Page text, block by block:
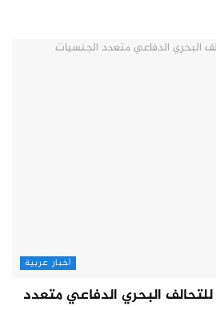
أخبار عربية
البحري الدفاعي متعدد